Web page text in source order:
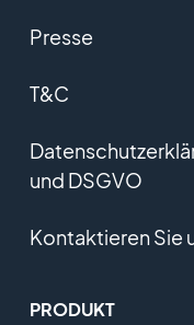
Presse
T&C
und DSGVO
Kontaktieren Sie
PRODUKT